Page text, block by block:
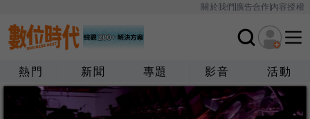
關於我們廣告合作內容授權
熱門 新聞 專題 影音 活動